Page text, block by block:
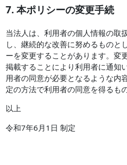
7. 本ポリシーの変更手続
当法人は、利用者の個人情報の取
し、継続的な改善に努めるものと
ーを変更することがあります。変
掲載することにより利用者に通知
用者の同意が必要となるような内
定の方法で利用者の同意を得るも
以上
令和7年6月1日 制定